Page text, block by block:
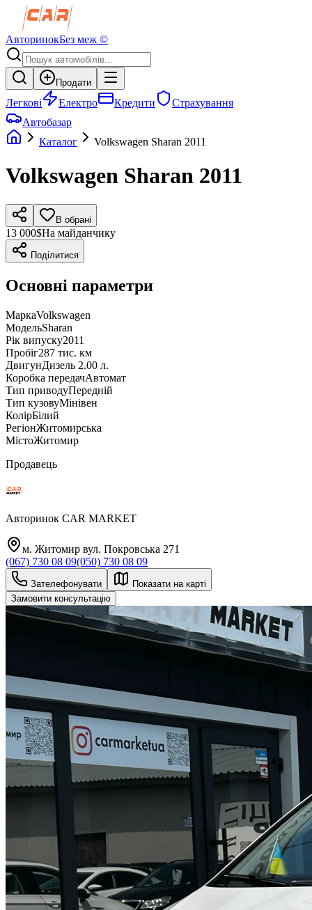
АвторинокБез меж ©
Продати
Легкові Електро Кредити
Страхування
Автобазар
Каталог
Volkswagen Sharan 2011
Volkswagen Sharan 2011
В обрані
13 000$На майданчику
Поділитися
Основні параметри
МаркаVolkswagen
МодельSharan
Рік випуску2011
Пробіг287 тис. км
ДвигунДизель 2.00 л.
Коробка передачАвтомат
Тип приводуПередній
Тип кузовуМінівен
КолірБілий
РегіонЖитомирська
МістоЖитомир
Продавець
Авторинок CAR MARKET
м. Житомир вул. Покровська 271
(067) 730 08 09(050) 730 08 09
Зателефонувати
Показати на карті
Замовити консультацію